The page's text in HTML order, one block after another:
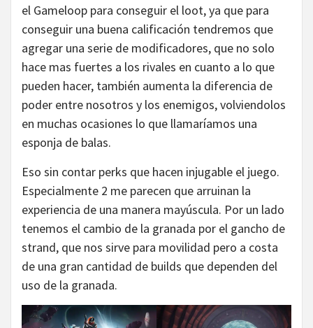
el Gameloop para conseguir el loot, ya que para
conseguir una buena calificación tendremos que
agregar una serie de modificadores, que no solo
hace mas fuertes a los rivales en cuanto a lo que
pueden hacer, también aumenta la diferencia de
poder entre nosotros y los enemigos, volviendolos
en muchas ocasiones lo que llamaríamos una
esponja de balas.
Eso sin contar perks que hacen injugable el juego.
Especialmente 2 me parecen que arruinan la
experiencia de una manera mayúscula. Por un lado
tenemos el cambio de la granada por el gancho de
strand, que nos sirve para movilidad pero a costa
de una gran cantidad de builds que dependen del
uso de la granada.